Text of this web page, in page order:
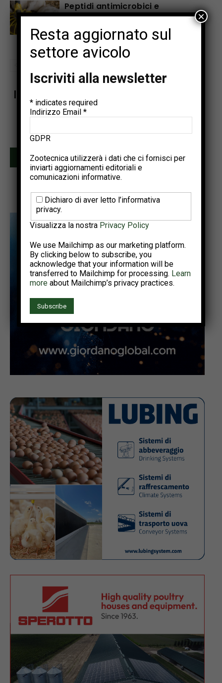
Peptidi antimicrobici e
biosurfattanti nel controllo delle
enteriti avicole: ruolo di
surfactina e citrocina
Iscriviti alla newsletter di Zootecnica
Ricevi una selezione dei contenuti più rilevanti del settore
Due invii al mese • Iscrizione gratuita
Iscriviti
Resta aggiornato sul
settore avicolo
Iscriviti alla newsletter
* indicates required
Indirizzo Email *
GDPR
Zootecnica utilizzerà i dati che ci fornisci per
inviarti aggiornamenti editoriali e
comunicazioni informative.
Dichiaro di aver letto l’informativa
privacy.
Visualizza la nostra Privacy Policy
We use Mailchimp as our marketing platform.
By clicking below to subscribe, you
acknowledge that your information will be
transferred to Mailchimp for processing. Learn
more about Mailchimp’s privacy practices.
×